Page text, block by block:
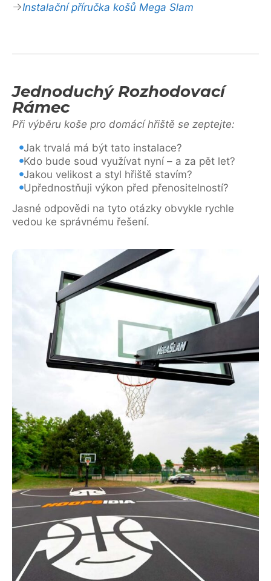
Instalační příručka košů Mega Slam
Jednoduchý Rozhodovací
Rámec
Při výběru koše pro domácí hřiště se zeptejte:
Jak trvalá má být tato instalace?
Kdo bude soud využívat nyní – a za pět let?
Jakou velikost a styl hřiště stavím?
Upřednostňuji výkon před přenositelností?
Jasné odpovědi na tyto otázky obvykle rychle
vedou ke správnému řešení.